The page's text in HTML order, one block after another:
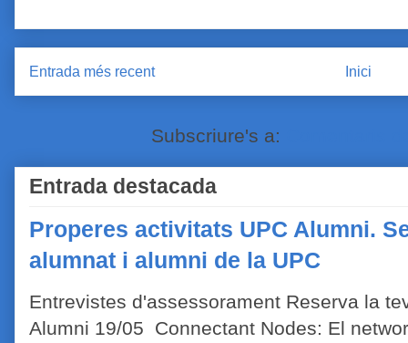
Entrada més recent Inici
Subscriure's a:
Entrada destacada
Properes activitats UPC Alumni.
alumnat i alumni de la UPC
Entrevistes d'assessorament Reserva la
Alumni 19/05 Connectant Nodes: El